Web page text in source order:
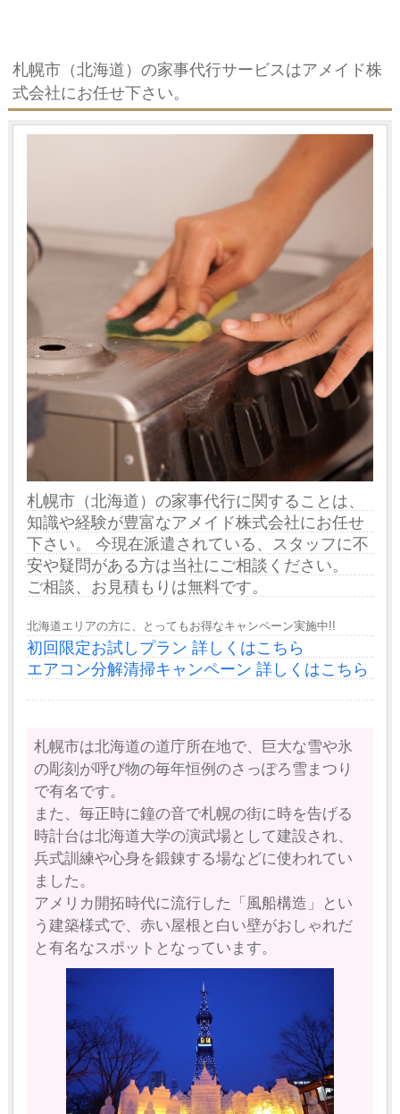
札幌市（北海道）の家事代行サービスはアメイド株
式会社にお任せ下さい。
札幌市（北海道）の家事代行に関することは、
知識や経験が豊富なアメイド株式会社にお任せ
下さい。 今現在派遣されている、スタッフに不
安や疑問がある方は当社にご相談ください。
ご相談、お見積もりは無料です。
北海道エリアの方に、とってもお得なキャンペーン実施中!!
初回限定お試しプラン 詳しくはこちら
エアコン分解清掃キャンペーン 詳しくはこちら
札幌市は北海道の道庁所在地で、巨大な雪や氷
の彫刻が呼び物の毎年恒例のさっぽろ雪まつり
で有名です。
また、毎正時に鐘の音で札幌の街に時を告げる
時計台は北海道大学の演武場として建設され、
兵式訓練や心身を鍛錬する場などに使われてい
ました。
アメリカ開拓時代に流行した「風船構造」とい
う建築様式で、赤い屋根と白い壁がおしゃれだ
と有名なスポットとなっています。